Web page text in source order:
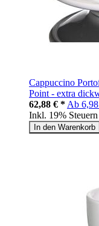
Cappuccino
Point - extra
62,88 € * Ab
Inkl. 19% Steuern
In den Warenkorb